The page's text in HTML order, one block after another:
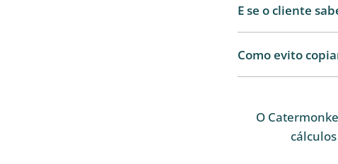
E se o cliente
Como evito
O